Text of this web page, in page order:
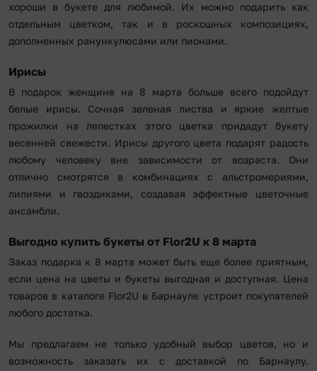
хороши в букете для любимой. Их можно подарить как
отдельным цветком, так и в роскошных композициях,
дополненных ранункулюсами или пионами.
Ирисы
В подарок женщине на 8 марта больше всего подойдут
белые ирисы. Сочная зеленая листва и яркие желтые
прожилки на лепестках этого цветка придадут букету
весенней свежести. Ирисы другого цвета подарят радость
любому человеку вне зависимости от возраста. Они
отлично смотрятся в комбинациях с альстромериями,
лилиями и гвоздиками, создавая эффектные цветочные
ансамбли.
Выгодно купить букеты от Flor2U к 8 марта
Заказ подарка к 8 марта может быть еще более приятным,
если цена на цветы и букеты выгодная и доступная. Цена
товаров в каталоге Flor2U в Барнауле устроит покупателей
любого достатка.
Мы предлагаем не только удобный выбор цветов, но и
возможность заказать их с доставкой по Барнаулу.